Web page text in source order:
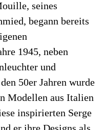
seines
begann bereits
1945, neben
und
50er Jahren wurde
Modellen aus Italien
inspirierten Serge